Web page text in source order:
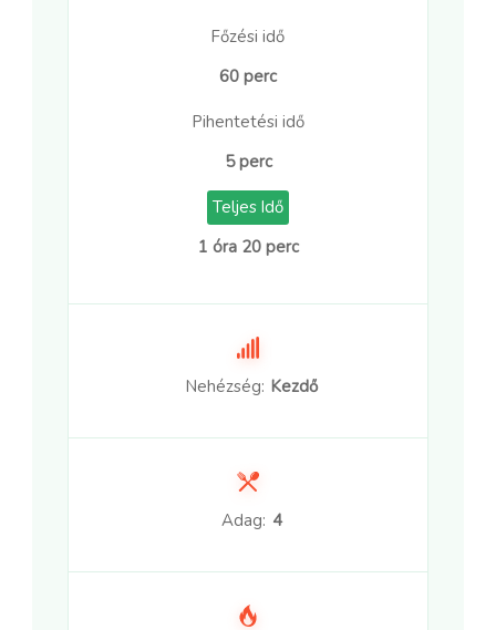
Főzési idő
60 perc
Pihentetési idő
5 perc
Teljes Idő
1 óra 20 perc
Nehézség: Kezdő
Adag: 4